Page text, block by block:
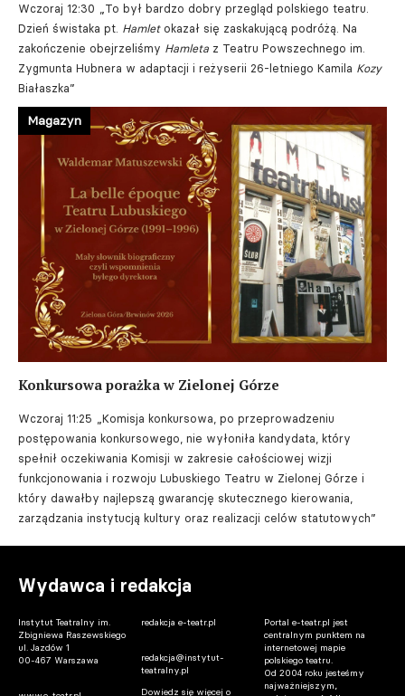
Wczoraj 12:30
„To był bardzo dobry przegląd polskiego teatru.
Dzień świstaka pt. Hamletokazał się zaskakującą podróżą. Na
zakończenie obejrzeliśmy Hamleta z Teatru Powszechnego im.
Zygmunta Hubnera w adaptacji i reżyserii 26-letniego Kamila Kozy
Białaszka”
Konkursowa porażka w Zielonej Górze
Wczoraj 11:25 „Komisja konkursowa, po przeprowadzeniu
postępowania konkursowego, nie wyłoniła kandydata, który
spełnił oczekiwania Komisji w zakresie całościowej wizji
funkcjonowania i rozwoju Lubuskiego Teatru w Zielonej Górze i
który dawałby najlepszą gwarancję skutecznego kierowania,
zarządzania instytucją kultury oraz realizacji celów statutowych”
Magazyn
Wydawca i redakcja
Instytut Teatralny im.
Zbigniewa Raszewskiego
ul. Jazdów 1
00-467 Warszawa
redakcja e-teatr.pl
redakcja@instytut-
teatralny.pl
Dowiedz się więcej o
Portal e-teatr.pl jest
centralnym punktem na
internetowej mapie
polskiego teatru.
Od 2004 roku jesteśmy
najważniejszym,